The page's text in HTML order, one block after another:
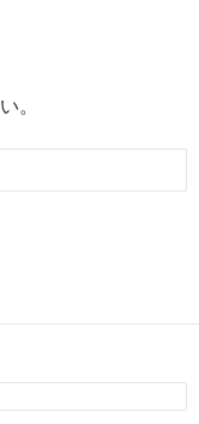
。